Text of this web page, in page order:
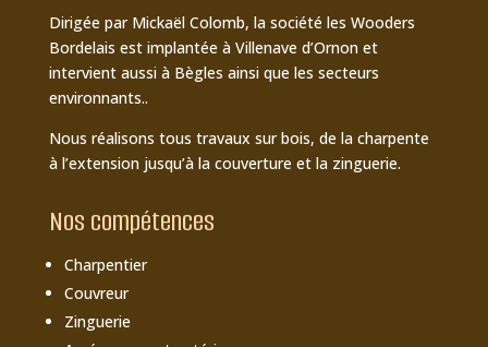
Dirigée par Mickaël Colomb, la société les Wooders
Bordelais est implantée à Villenave d’Ornon et
intervient aussi à Bègles ainsi que les secteurs
environnants..
Nous réalisons tous travaux sur bois, de la charpente
à l’extension jusqu’à la couverture et la zinguerie.
Nos compétences
Charpentier
Couvreur
Zinguerie